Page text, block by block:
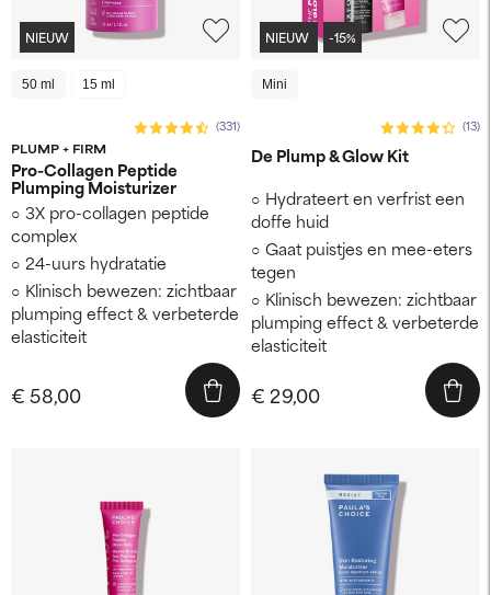
NIEUW
50 ml 15 ml
PLUMP + FIRM
(331)
Pro-Collagen Peptide
Plumping Moisturizer
3X pro-collagen peptide
complex
24-uurs hydratatie
Klinisch bewezen: zichtbaar
plumping effect & verbeterde
elasticiteit
€ 58,00
NIEUW -15%
Mini
(13)
De Plump & Glow Kit
Hydrateert en verfrist een
doffe huid
Gaat puistjes en mee-eters
tegen
Klinisch bewezen: zichtbaar
plumping effect & verbeterde
elasticiteit
€ 29,00